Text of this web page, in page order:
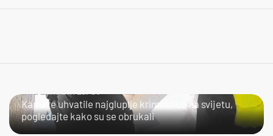
Kamere uhvatile najgluplje kriminalce na svijetu,
pogledajte kako su se obrukali